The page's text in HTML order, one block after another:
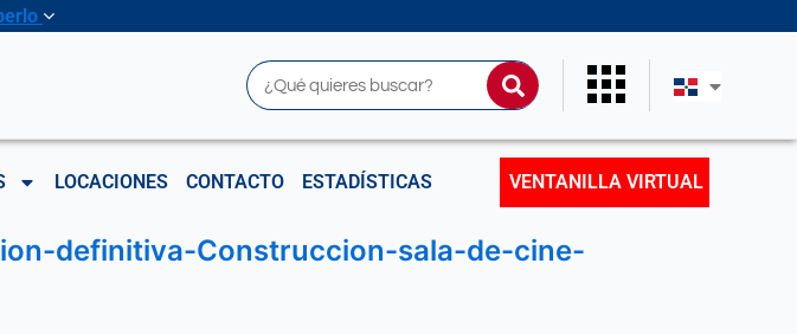
Buscar
LOCACIONES CONTACTO ESTADÍSTICAS VENTANILLA VIRTUAL
definitiva-Construccion-sala-de-cine-